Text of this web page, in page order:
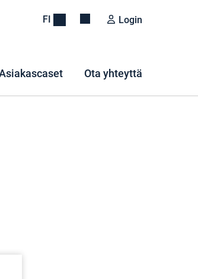
FI Login
Ota yhteyttä